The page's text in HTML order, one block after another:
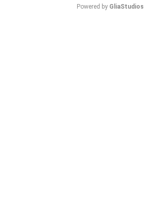
Powered by GliaStudios